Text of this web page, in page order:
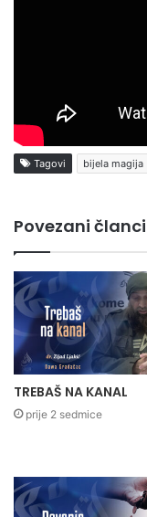
Tagovi bijela magija
Povezani članci
TREBAŠ NA KANAL
prije 2 sedmice